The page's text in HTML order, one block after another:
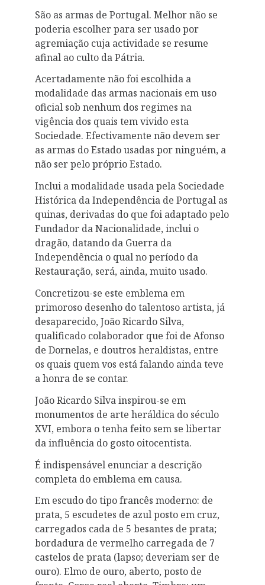
São as armas de Portugal. Melhor não se
poderia escolher para ser usado por
agremiação cuja actividade se resume
afinal ao culto da Pátria.
Acertadamente não foi escolhida a
modalidade das armas nacionais em uso
oficial sob nenhum dos regimes na
vigência dos quais tem vivido esta
Sociedade. Efectivamente não devem ser
as armas do Estado usadas por ninguém, a
não ser pelo próprio Estado.
Inclui a modalidade usada pela Sociedade
Histórica da Independência de Portugal as
quinas, derivadas do que foi adaptado pelo
Fundador da Nacionalidade, inclui o
dragão, datando da Guerra da
Independência o qual no período da
Restauração, será, ainda, muito usado.
Concretizou-se este emblema em
primoroso desenho do talentoso artista, já
desaparecido, João Ricardo Silva,
qualificado colaborador que foi de Afonso
de Dornelas, e doutros heraldistas, entre
os quais quem vos está falando ainda teve
a honra de se contar.
João Ricardo Silva inspirou-se em
monumentos de arte heráldica do século
XVI, embora o tenha feito sem se libertar
da influência do gosto oitocentista.
É indispensável enunciar a descrição
completa do emblema em causa.
Em escudo do tipo francês moderno: de
prata, 5 escudetes de azul posto em cruz,
carregados cada de 5 besantes de prata;
bordadura de vermelho carregada de 7
castelos de prata (lapso; deveriam ser de
ouro). Elmo de ouro, aberto, posto de